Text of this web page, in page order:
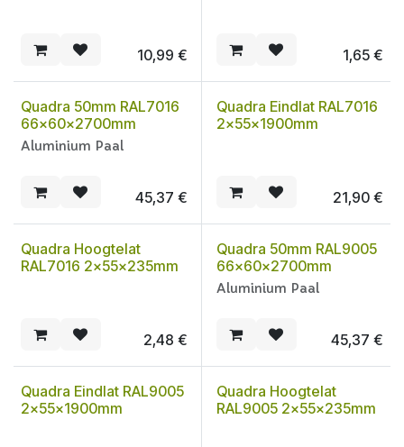
10,99 € 1,65€
Quadra 50mm RAL7016
66x60x2700mm
Aluminium Paal
45,37 €
Quadra Eindlat RAL7016
2x55x1900mm
21,90€
Quadra Hoogtelat
RAL7016 2x55x235mm
2,48 €
Quadra 50mm RAL9005
66x60x2700mm
Aluminium Paal
45,37 €
Quadra Eindlat RAL9005
2x55x1900mm
Quadra Hoogtelat
RAL9005 2x55x235mm